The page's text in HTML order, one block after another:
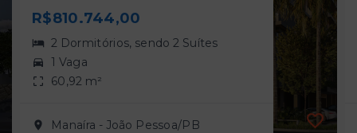
R$810.744,00
2 Dormitórios, sendo 2 Suítes
1 Vaga
60,92 m²
Manaíra - João Pessoa/PB